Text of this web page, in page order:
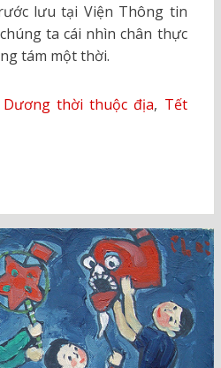
lưu tại Viện Thông tin
ta cái nhìn chân thực
tám một thời.
thời thuộc địa, Tết